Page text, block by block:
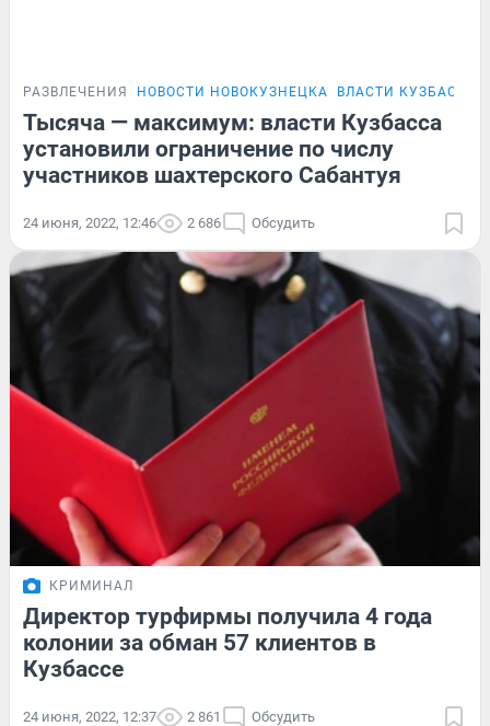
РАЗВЛЕЧЕНИЯ НОВОСТИ НОВОКУЗНЕЦКА ВЛАСТИ КУЗБАССА
Тысяча — максимум: власти Кузбасса
установили ограничение по числу
участников шахтерского Сабантуя
24 июня, 2022, 12:46 2 686 Обсудить
КРИМИНАЛ
Директор турфирмы получила 4 года
колонии за обман 57 клиентов в
Кузбассе
24 июня, 2022, 12:37 2 861 Обсудить